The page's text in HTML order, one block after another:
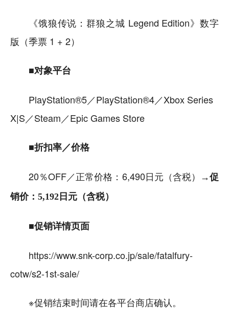
《饿狼传说：群狼之城 Legend Edition》数字
版（季票 1 + 2）
■对象平台
PlayStation®5／PlayStation®4／Xbox Series
X|S／Steam／Epic Games Store
■折扣率／价格
20％OFF／正常价格：6,490日元（含税）
→促
销价：5,192日元（含税）
■促销详情页面
https://www.snk-corp.co.jp/sale/fatalfury-
cotw/s2-1st-sale/
※促销结束时间请在各平台商店确认。